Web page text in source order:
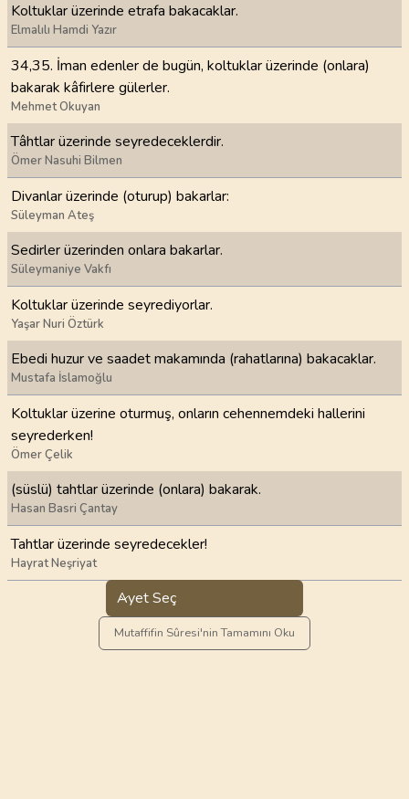
Koltuklar üzerinde etrafa bakacaklar.
Elmalılı Hamdi Yazır
34,35. İman edenler de bugün, koltuklar üzerinde (onlara)
bakarak kâfirlere gülerler.
Mehmet Okuyan
Tâhtlar üzerinde seyredeceklerdir.
Ömer Nasuhi Bilmen
Divanlar üzerinde (oturup) bakarlar:
Süleyman Ateş
Sedirler üzerinden onlara bakarlar.
Süleymaniye Vakfı
Koltuklar üzerinde seyrediyorlar.
Yaşar Nuri Öztürk
Ebedi huzur ve saadet makamında (rahatlarına) bakacaklar.
Mustafa İslamoğlu
Koltuklar üzerine oturmuş, onların cehennemdeki hallerini
seyrederken!
Ömer Çelik
(süslü) tahtlar üzerinde (onlara) bakarak.
Hasan Basri Çantay
Tahtlar üzerinde seyredecekler!
Hayrat Neşriyat
Ayet Seç
Mutaffifin Sûresi'nin Tamamını Oku